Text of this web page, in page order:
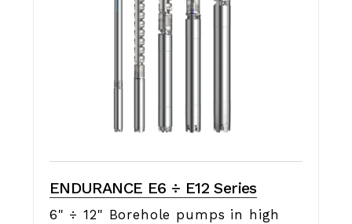
ENDURANCE E6 ÷ E12 Series
6" ÷ 12" Borehole pumps in high